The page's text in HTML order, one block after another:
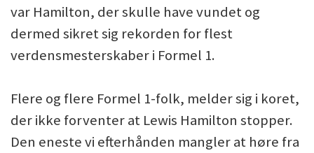
var Hamilton, der skulle have vundet og
dermed sikret sig rekorden for flest
verdensmesterskaber i Formel 1.
Flere og flere Formel 1-folk, melder sig i koret,
der ikke forventer at Lewis Hamilton stopper.
Den eneste vi efterhånden mangler at høre fra